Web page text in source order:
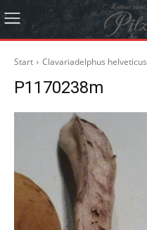
Start Clavariadelphus helveticus
P1170238m